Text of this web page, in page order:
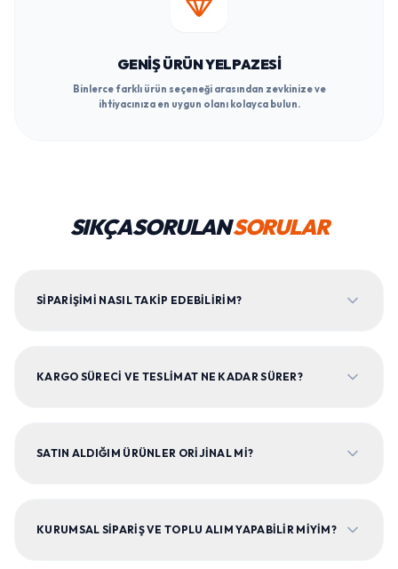
GENIŞ ÜRÜN YELPAZESI
Binlerce farklı ürün seçeneği arasından zevkinize ve
ihtiyacınıza en uygun olanı kolayca bulun.
SIKÇA SORULANSORULAR
SIPARIŞIMI NASIL TAKIP EDEBILIRIM?
KARGO SÜRECI VE TESLIMAT NE KADAR SÜRER?
SATIN ALDIĞIM ÜRÜNLER ORIJINAL MI?
KURUMSAL SIPARIŞ VE TOPLU ALIM YAPABILIR MIYIM?